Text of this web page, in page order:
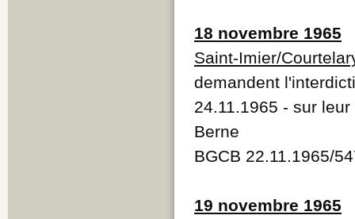
18 novembre 1965
Saint-Imier/
demandent
24.11.1965 - sur
Berne
BGCB 22.11.1965/
19 novembre 1965